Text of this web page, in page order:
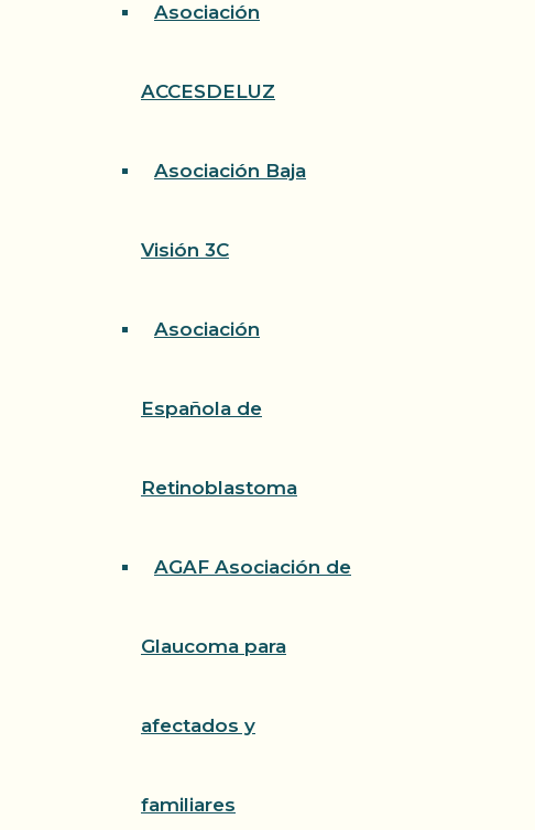
Asociación
ACCESDELUZ
Asociación Baja
Visión 3C
Asociación
Española de
Retinoblastoma
AGAF Asociación de
Glaucoma para
afectados y
familiares